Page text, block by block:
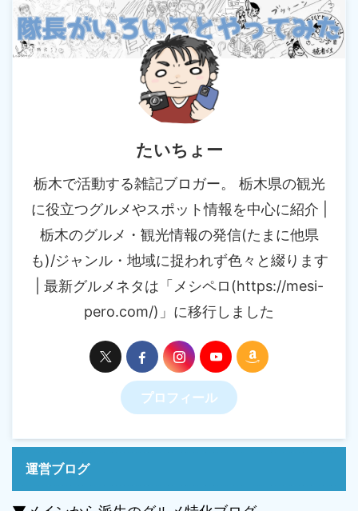
たいちょー
栃木で活動する雑記ブロガー。 栃木県の観光
に役立つグルメやスポット情報を中心に紹介 |
栃木のグルメ・観光情報の発信(たまに他県
も)/ジャンル・地域に捉われず色々と綴ります
| 最新グルメネタは「メシペロ(https://mesi-
pero.com/)」に移行しました
プロフィール
運営ブログ